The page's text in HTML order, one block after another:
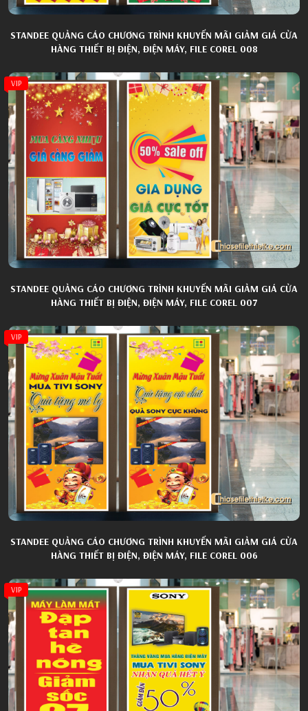
STANDEE QUẢNG CÁO CHƯƠNG TRÌNH KHUYẾN MÃI GIẢM GIÁ CỬA
HÀNG THIẾT BỊ ĐIỆN, ĐIỆN MÁY, FILE COREL 008
VIP
STANDEE QUẢNG CÁO CHƯƠNG TRÌNH KHUYẾN MÃI GIẢM GIÁ CỬA
HÀNG THIẾT BỊ ĐIỆN, ĐIỆN MÁY, FILE COREL 007
VIP
STANDEE QUẢNG CÁO CHƯƠNG TRÌNH KHUYẾN MÃI GIẢM GIÁ CỬA
HÀNG THIẾT BỊ ĐIỆN, ĐIỆN MÁY, FILE COREL 006
VIP